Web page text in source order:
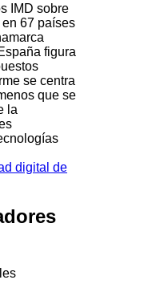
IMD sobre
67 países
figura
se centra
que se
la
digital de